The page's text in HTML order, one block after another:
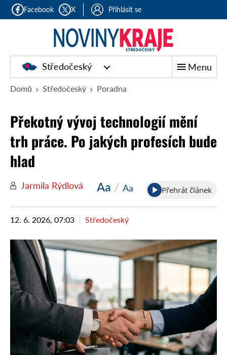
Facebook X Přihlásit se
Středočeský Menu
Domů Středočeský Poradna
Překotný vývoj technologií mění
trh práce. Po jakých profesích bude
hlad
Jarmila Rýdlová Aa / Aa Přehrát článek
12. 6. 2026, 07:03 Středočeský